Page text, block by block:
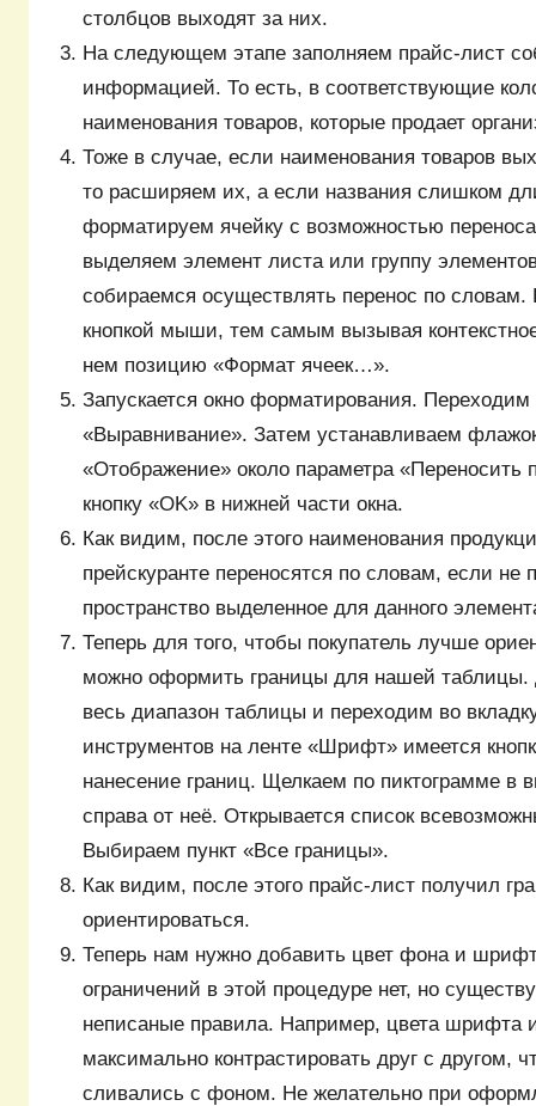
столбцов выходят за них.
На следующем этапе заполняем прайс-лист
информацией. То есть, в соответствующие
наименования товаров, которые продает
Тоже в случае, если наименования товаров
то расширяем их, а если названия слишком
форматируем ячейку с возможностью
выделяем элемент листа или группу
собираемся осуществлять перенос по
кнопкой мыши, тем самым вызывая
нем позицию «Формат ячеек…».
Запускается окно форматирования. Переходим
«Выравнивание». Затем устанавливаем
«Отображение» около параметра
кнопку «OK» в нижней части окна.
Как видим, после этого наименования
прейскуранте переносятся по словам, если
пространство выделенное для данного
Теперь для того, чтобы покупатель лучше
можно оформить границы для нашей таблицы.
весь диапазон таблицы и переходим во
инструментов на ленте «Шрифт» имеется
нанесение границ. Щелкаем по пиктограмме в
справа от неё. Открывается список
Выбираем пункт «Все границы».
Как видим, после этого прайс-лист получил
ориентироваться.
Теперь нам нужно добавить цвет фона и
ограничений в этой процедуре нет, но
неписаные правила. Например, цвета шрифта
максимально контрастировать друг с другом,
сливались с фоном. Не желательно при